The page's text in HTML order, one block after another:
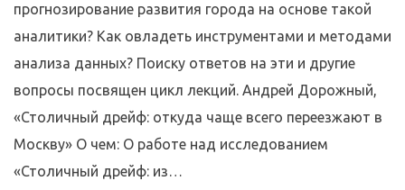
прогнозирование развития города на основе такой
аналитики? Как овладеть инструментами и методами
анализа данных? Поиску ответов на эти и другие
вопросы посвящен цикл лекций. Андрей Дорожный,
«Столичный дрейф: откуда чаще всего переезжают в
Москву» О чем: О работе над исследованием
«Столичный дрейф: из…